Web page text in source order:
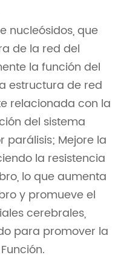
nucleósidos, que
de la red del
la función del
estructura de red
relacionada con la
del sistema
parálisis; Mejore la
la resistencia
lo que aumenta
y promueve el
cerebrales,
para promover la